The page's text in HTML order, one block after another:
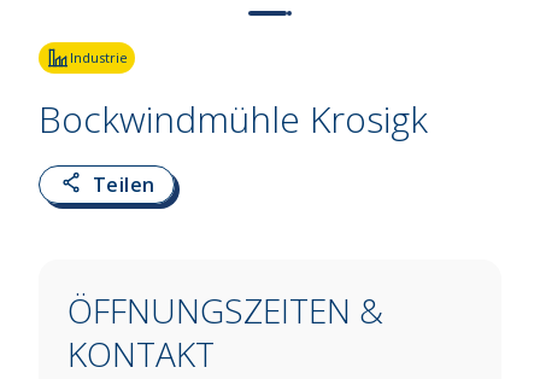
Industrie
Bockwindmühle Krosigk
Teilen
ÖFFNUNGSZEITEN &
KONTAKT